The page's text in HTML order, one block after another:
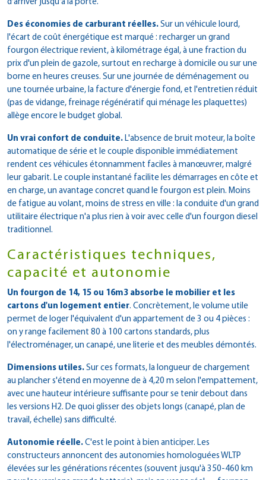
d'arriver jusqu'à la porte.
Des économies de carburant réelles. Sur un véhicule lourd,
l'écart de coût énergétique est marqué : recharger un grand
fourgon électrique revient, à kilométrage égal, à une fraction du
prix d'un plein de gazole, surtout en recharge à domicile ou sur une
borne en heures creuses. Sur une journée de déménagement ou
une tournée urbaine, la facture d'énergie fond, et l'entretien réduit
(pas de vidange, freinage régénératif qui ménage les plaquettes)
allège encore le budget global.
Un vrai confort de conduite. L'absence de bruit moteur, la boîte
automatique de série et le couple disponible immédiatement
rendent ces véhicules étonnamment faciles à manœuvrer, malgré
leur gabarit. Le couple instantané facilite les démarrages en côte et
en charge, un avantage concret quand le fourgon est plein. Moins
de fatigue au volant, moins de stress en ville : la conduite d'un grand
utilitaire électrique n'a plus rien à voir avec celle d'un fourgon diesel
traditionnel.
Caractéristiques techniques,
capacité et autonomie
Un fourgon de 14, 15 ou 16m3 absorbe le mobilier et les
cartons d'un logement entier. Concrètement, le volume utile
permet de loger l'équivalent d'un appartement de 3 ou 4 pièces :
on y range facilement 80 à 100 cartons standards, plus
l'électroménager, un canapé, une literie et des meubles démontés.
Dimensions utiles. Sur ces formats, la longueur de chargement
au plancher s'étend en moyenne de à 4,20 m selon l'empattement,
avec une hauteur intérieure suffisante pour se tenir debout dans
les versions H2. De quoi glisser des objets longs (canapé, plan de
travail, échelle) sans difficulté.
Autonomie réelle. C'est le point à bien anticiper. Les
constructeurs annoncent des autonomies homologuées WLTP
élevées sur les générations récentes (souvent jusqu'à 350-460 km